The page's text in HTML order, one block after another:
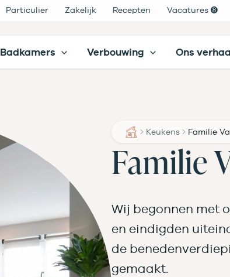
Particulier Zakelijk Recepten Vacatures ➑
Badkamers Verbouwing Ons
Keukens Familie
Familie
Wij begonnen met
en eindigden
de
gemaakt.